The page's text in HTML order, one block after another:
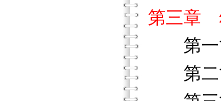
第三章
第一
第二